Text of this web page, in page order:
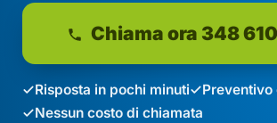
Chiama ora 348
Risposta in pochi minuti
Nessun costo di chiamata